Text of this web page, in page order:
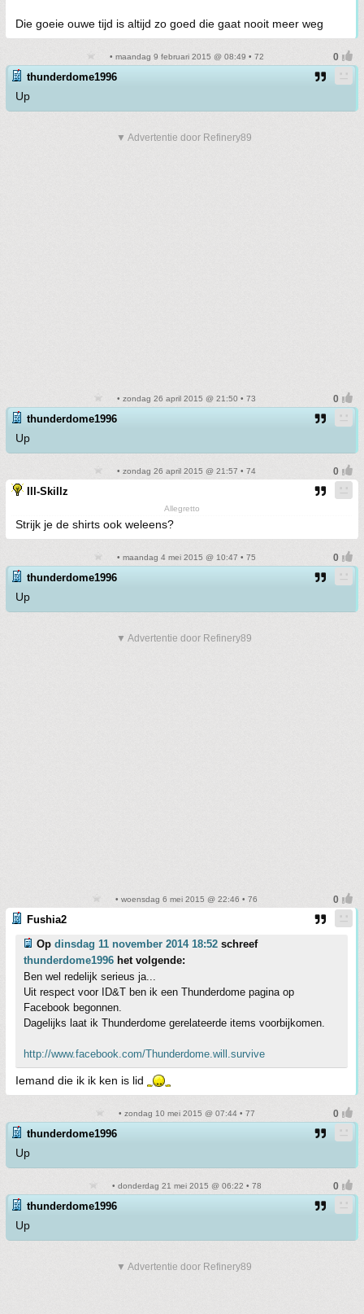
Die goeie ouwe tijd is altijd zo goed die gaat nooit meer weg
• maandag 9 februari 2015 @ 08:49 • 72
thunderdome1996
Up
▼ Advertentie door Refinery89
• zondag 26 april 2015 @ 21:50 • 73
thunderdome1996
Up
• zondag 26 april 2015 @ 21:57 • 74
Ill-Skillz
Allegretto
Strijk je de shirts ook weleens?
• maandag 4 mei 2015 @ 10:47 • 75
thunderdome1996
Up
▼ Advertentie door Refinery89
• woensdag 6 mei 2015 @ 22:46 • 76
Fushia2
Op dinsdag 11 november 2014 18:52 schreef
thunderdome1996 het volgende:
Ben wel redelijk serieus ja...
Uit respect voor ID&T ben ik een Thunderdome pagina op
Facebook begonnen.
Dagelijks laat ik Thunderdome gerelateerde items voorbijkomen.
http://www.facebook.com/Thunderdome.will.survive
Iemand die ik ik ken is lid
• zondag 10 mei 2015 @ 07:44 • 77
thunderdome1996
Up
• donderdag 21 mei 2015 @ 06:22 • 78
thunderdome1996
Up
▼ Advertentie door Refinery89